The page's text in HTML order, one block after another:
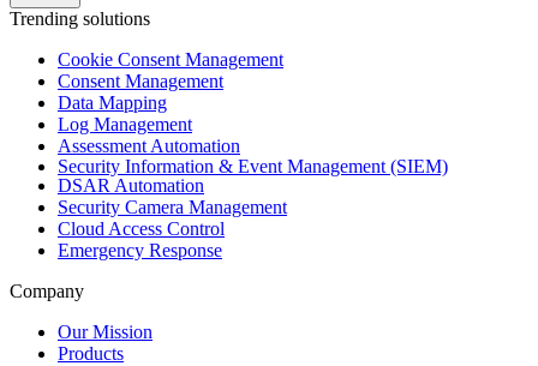
Trending solutions
Cookie Consent Management
Consent Management
Data Mapping
Log Management
Assessment Automation
Security Information & Event Management (SIEM)
DSAR Automation
Security Camera Management
Cloud Access Control
Emergency Response
Company
Our Mission
Products